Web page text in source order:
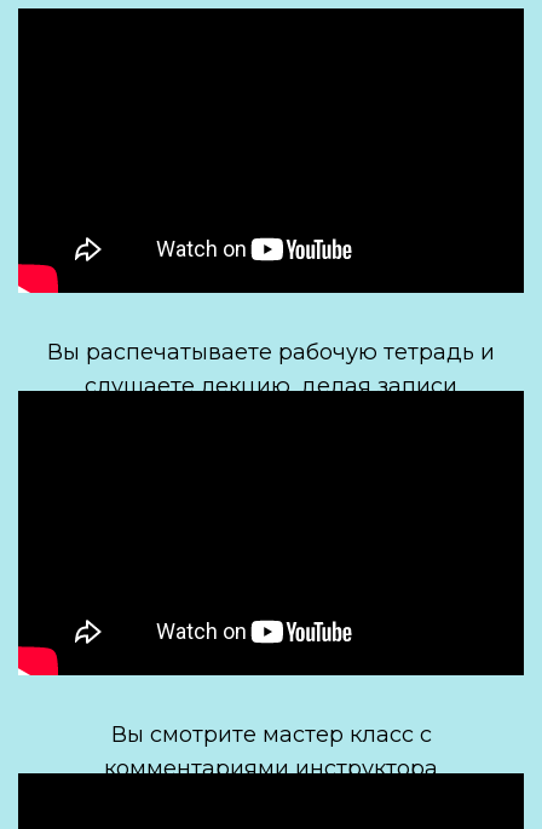
Вы распечатываете рабочую тетрадь и
слушаете лекцию, делая записи
Вы смотрите мастер класс с
комментариями инструктора